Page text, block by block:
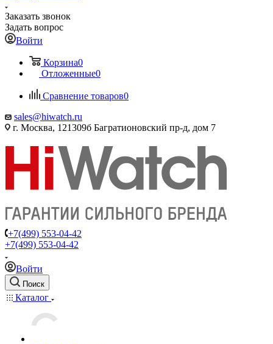
Заказать звонок
Задать вопрос
Войти
Корзина0
Отложенные0
Сравнение товаров0
sales@hiwatch.ru
г. Москва, 121309б Багратионовский пр-д, дом 7
+7(499) 553-04-42
+7(499) 553-04-42
Войти
Поиск
Каталог